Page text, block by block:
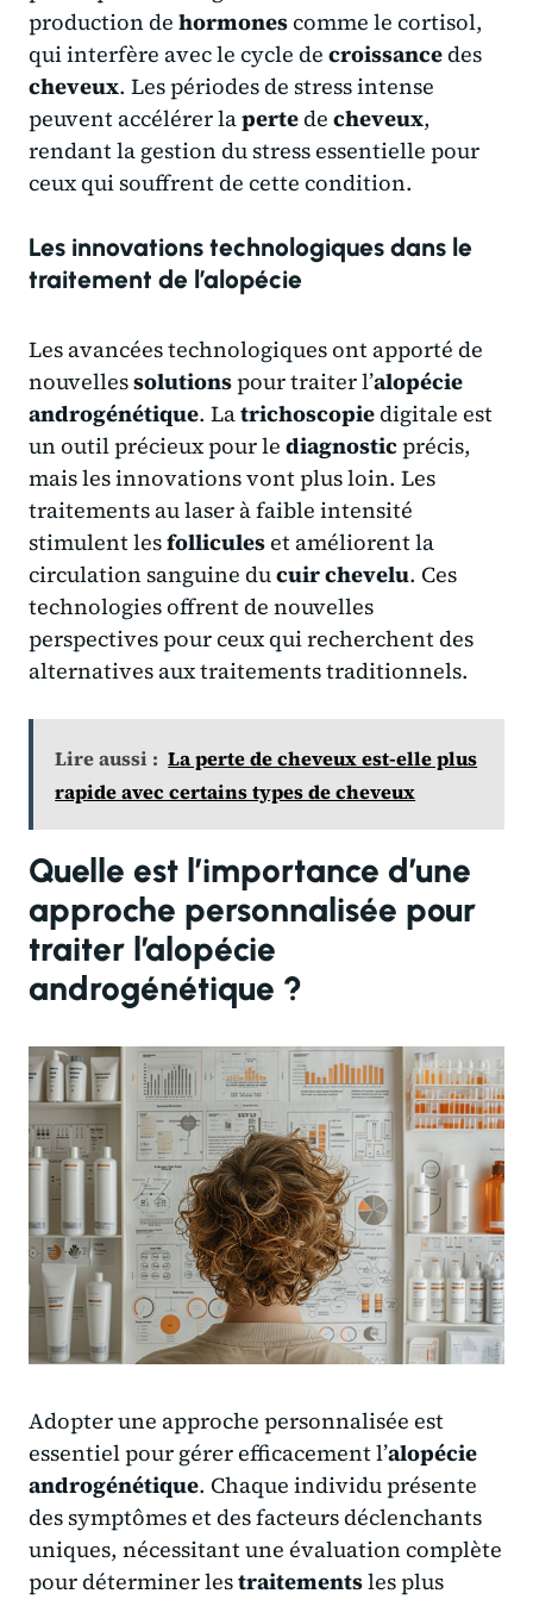
production de hormonescomme le cortisol,
qui interfère avec le cycle de croissancedes
cheveux. Les périodes de stress intense
peuvent accélérer lapertede cheveux,
rendant la gestion du stress essentielle pour
ceux qui souffrent de cette condition.
Les innovations technologiques dans le
traitement de l’alopécie
Les avancées technologiques ont apporté de
nouvellessolutionspour traiter l’alopécie
androgénétique. Latrichoscopiedigitale est
un outil précieux pour le diagnostic précis,
mais les innovations vont plus loin. Les
traitements au laser à faible intensité
stimulent lesfolliculeset améliorent la
circulation sanguine ducuirchevelu. Ces
technologies offrent de nouvelles
perspectives pour ceux qui recherchent des
alternatives aux traitements traditionnels.
Lire aussi : La perte de cheveux est-elle plus
rapide avec certains types de cheveux
Quelle est l’importance d’une
approche personnalisée pour
traiter l’alopécie
androgénétique ?
Adopter une approche personnalisée est
essentiel pour gérer efficacement l’alopécie
androgénétique. Chaque individu présente
des symptômes et des facteurs déclenchants
uniques, nécessitant une évaluation complète
pour déterminer lestraitementsles plus